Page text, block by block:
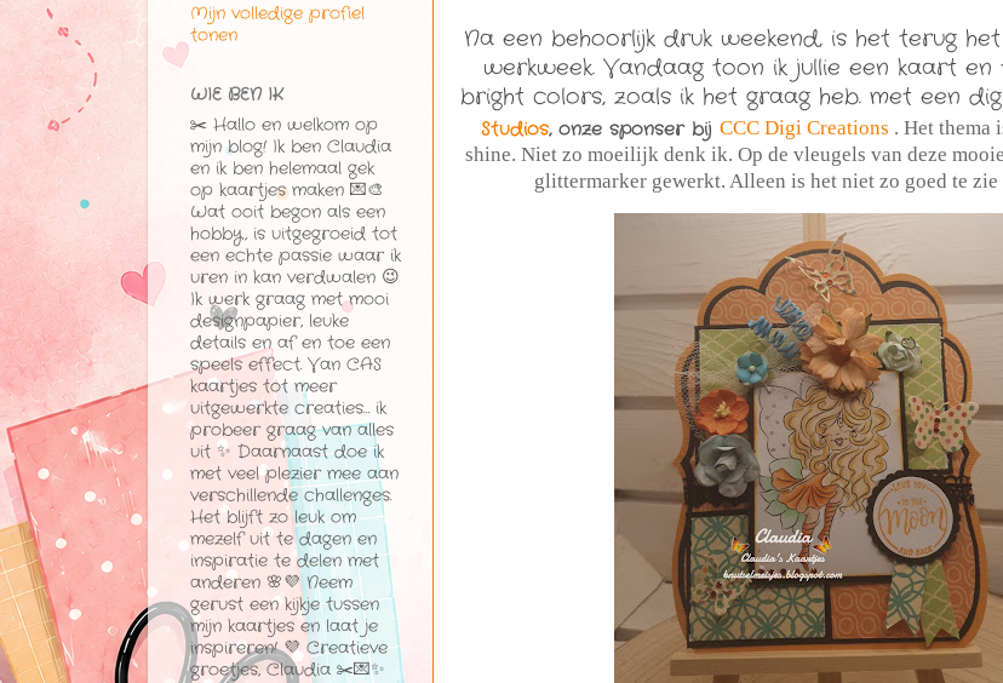
Na een behoorlijk druk weekend, is het terug
werkweek. Vandaag toon ik jullie een kaart en
bright colors, zoals ik het graag heb. met een
Studios, onze sponser bij CCC Digi Creations . Het thema
shine. Niet zo moeilijk denk ik. Op de vleugels van deze
glittermarker gewerkt. Alleen is het niet zo goed te zie
Mijn volledige profiel
tonen
WIE BEN IK
✂️ Hallo en welkom op
mijn blog! Ik ben Claudia
en ik ben helemaal gek
op kaartjes maken 💌🎨
Wat ooit begon als een
hobby, is uitgegroeid tot
een echte passie waar ik
uren in kan verdwalen 😉
Ik werk graag met mooi
designpapier, leuke
details en af en toe een
speels effect. Van CAS
kaartjes tot meer
uitgewerkte creaties… ik
probeer graag van alles
uit ✨ Daarnaast doe ik
met veel plezier mee aan
verschillende challenges.
Het blijft zo leuk om
mezelf uit te dagen en
inspiratie te delen met
anderen 🌸💜 Neem
gerust een kijkje tussen
mijn kaartjes en laat je
inspireren! 💜 Creatieve
groetjes, Claudia ✂️💌✨